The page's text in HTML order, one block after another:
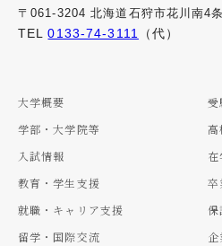
〒061-3204 北海道石狩市花川南4
TEL0133-74-3111 （代）
大学概要
学部・大学院等
入試情報
教育・学生支援
就職・キャリア支援
留学・国際交流
受
高
卒
保